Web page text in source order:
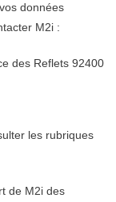
données
M2i :
des Reflets 92400
les rubriques
de M2i des